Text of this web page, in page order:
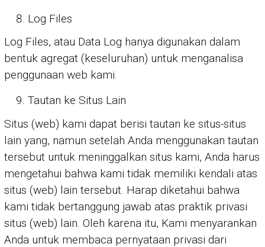
Log Files
Log Files, atau Data Log hanya digunakan dalam
bentuk agregat (keseluruhan) untuk menganalisa
penggunaan web kami.
Tautan ke Situs Lain
Situs (web) kami dapat berisi tautan ke situs-situs
lain yang, namun setelah Anda menggunakan tautan
tersebut untuk meninggalkan situs kami, Anda harus
mengetahui bahwa kami tidak memiliki kendali atas
situs (web) lain tersebut. Harap diketahui bahwa
kami tidak bertanggung jawab atas praktik privasi
situs (web) lain. Oleh karena itu, Kami menyarankan
Anda untuk membaca pernyataan privasi dari